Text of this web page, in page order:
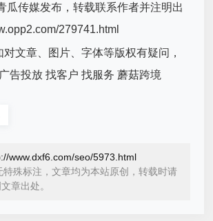
瓜传媒发布，转载联系作者并注明出
279741.html
对文章、图片、字体等版权有疑问，
告投放 找客户 找服务 蘑菇跨境
www.dxf6.com/seo/5973.html
特殊标注，文章均为本站原创，转载时请
章出处。